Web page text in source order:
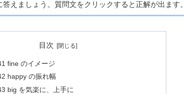
えましょう。質問文をクリックすると正解が出ます。
目次
fine のイメージ
happy の振れ幅
big を気楽に、上手に